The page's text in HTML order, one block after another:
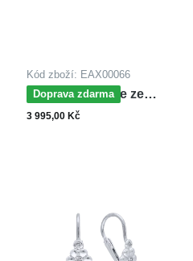
Kód zboží: EAX00066
Doprava zdarma
MOISS náušnice ze
žlutého zlata
3 995,00 Kč